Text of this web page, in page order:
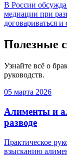
В России
медиации при
договариваться
Полезные
Узнайте всё о
руководств.
05 марта 2026
Алименты и
разводе
Практическое
взысканию